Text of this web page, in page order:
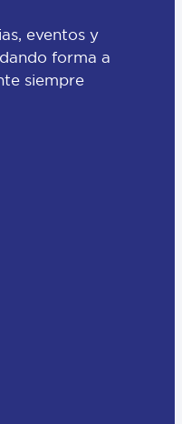
eventos y
forma a
siempre